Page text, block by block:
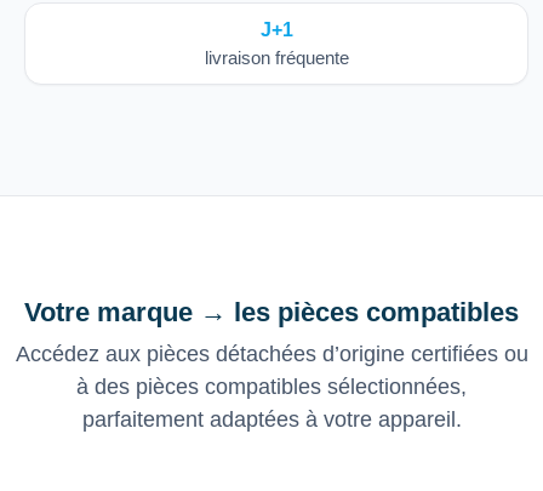
J+1
livraison fréquente
Votre marque → les pièces compatibles
Accédez aux pièces détachées d’origine certifiées ou
à des pièces compatibles sélectionnées,
parfaitement adaptées à votre appareil.